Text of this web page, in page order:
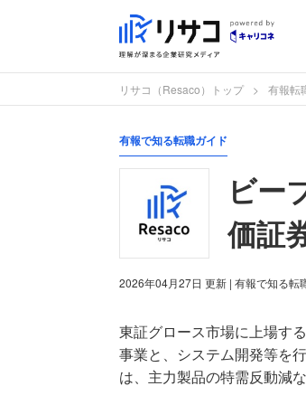
リサコ（Resaco）トップ 有報転
有報で知る転職ガイド
ビー
価証
2026年04月27日 更新 | 有報で知る転
東証グロース市場に上場す
事業と、システム開発等を
は、主力製品の特需反動減